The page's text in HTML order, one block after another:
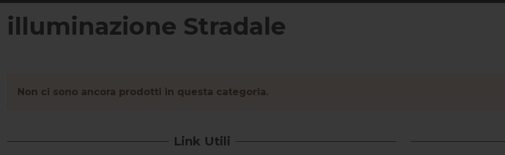
illuminazione Stradale
Non ci sono ancora prodotti in questa categoria.
Link Utili